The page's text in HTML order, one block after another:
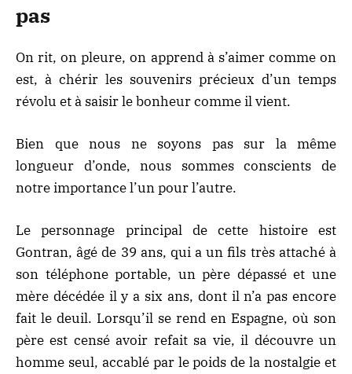
pas
On rit, on pleure, on apprend à s’aimer comme on
est, à chérir les souvenirs précieux d’un temps
révolu et à saisir le bonheur comme il vient.
Bien que nous ne soyons pas sur la même
longueur d’onde, nous sommes conscients de
notre importance l’un pour l’autre.
Le personnage principal de cette histoire est
Gontran, âgé de 39 ans, qui a un fils très attaché à
son téléphone portable, un père dépassé et une
mère décédée il y a six ans, dont il n’a pas encore
fait le deuil. Lorsqu’il se rend en Espagne, où son
père est censé avoir refait sa vie, il découvre un
homme seul, accablé par le poids de la nostalgie et